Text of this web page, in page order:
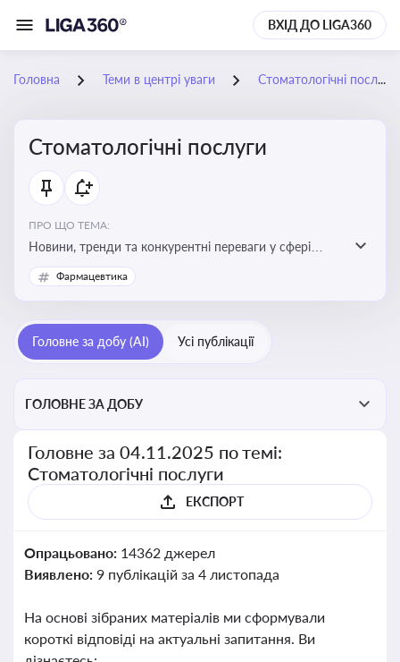
ВХІД ДО LIGA360
Головна Теми в центрі уваги Стоматологічні послуги
Стоматологічні послуги
ПРО ЩО ТЕМА:
Новини, тренди та конкурентні переваги у сфері
стоматологічних послуг. Використання новітніх
технологій та стратегій для покращення
Фармацевтика
Головне за добу (AI) Усі публікації
ГОЛОВНЕ ЗА ДОБУ
Головне за 04.11.2025 по темі:
Стоматологічні послуги
ЕКСПОРТ
Опрацьовано: 14362 джерел
Виявлено: 9 публікацій за 4 листопада
На основі зібраних матеріалів ми сформували
короткі відповіді на актуальні запитання. Ви